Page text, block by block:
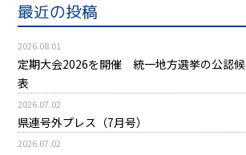
最近の投稿
2026.08.01
定期大会2026を開催 統一地方選挙の公認
表
2026.07.02
県連号外プレス（7月号）
2026.07.02